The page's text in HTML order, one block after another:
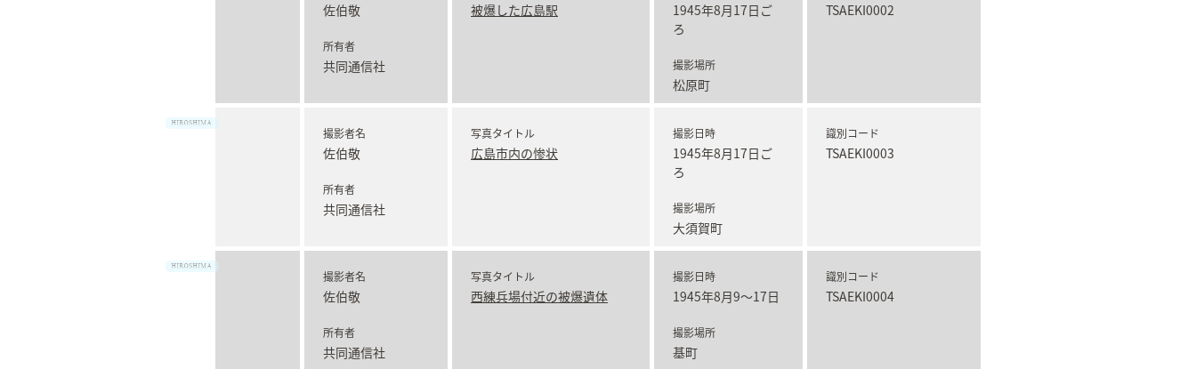
佐伯敬
所有者
共同通信社
被爆した広島駅
1945年8月17日ご
ろ
撮影場所
松原町
TSAEKI0002
撮影者名
佐伯敬
所有者
共同通信社
写真タイトル
広島市内の惨状
撮影日時
1945年8月17日ご
ろ
撮影場所
大須賀町
識別コード
TSAEKI0003
撮影者名
佐伯敬
所有者
共同通信社
写真タイトル
西練兵場付近の被爆遺体
撮影日時
1945年8月9～17日
撮影場所
基町
識別コード
TSAEKI0004